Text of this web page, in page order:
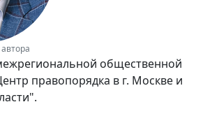
общественной
правопорядка в г. Москве и